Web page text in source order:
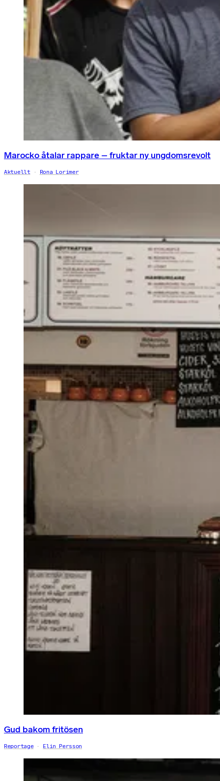
Marocko åtalar rappare – fruktar ny ungdomsrevolt
Aktuellt Rona Lorimer
Gud bakom fritösen
Reportage Elin Persson